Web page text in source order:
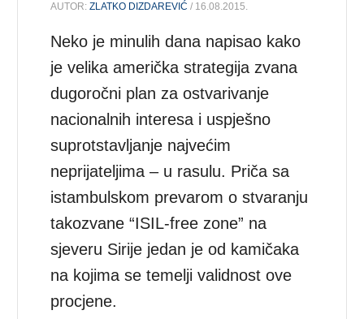
AUTOR:ZLATKO DIZDAREVIĆ / 16.08.2015.
Neko je minulih dana napisao kako
je velika američka strategija zvana
dugoročni plan za ostvarivanje
nacionalnih interesa i uspješno
suprotstavljanje najvećim
neprijateljima – u rasulu. Priča sa
istambulskom prevarom o stvaranju
takozvane “ISIL-free zone” na
sjeveru Sirije jedan je od kamičaka
na kojima se temelji validnost ove
procjene.